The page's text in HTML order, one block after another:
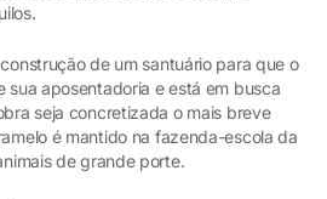
de um santuário para que o
sua aposentadoria e está em busca
seja concretizada o mais breve
é mantido na fazenda-escola da
de grande porte.